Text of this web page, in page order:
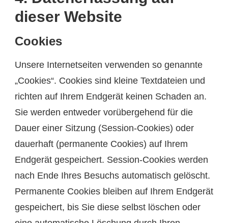
dieser Website
Cookies
Unsere Internetseiten verwenden so genannte
„Cookies“. Cookies sind kleine Textdateien und
richten auf Ihrem Endgerät keinen Schaden an.
Sie werden entweder vorübergehend für die
Dauer einer Sitzung (Session-Cookies) oder
dauerhaft (permanente Cookies) auf Ihrem
Endgerät gespeichert. Session-Cookies werden
nach Ende Ihres Besuchs automatisch gelöscht.
Permanente Cookies bleiben auf Ihrem Endgerät
gespeichert, bis Sie diese selbst löschen oder